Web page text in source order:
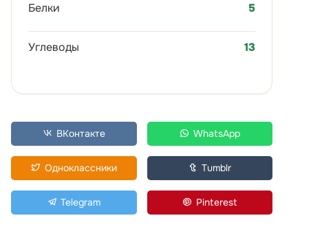
Белки 5
Углеводы 13
ВКонтакте WhatsApp
Одноклассники Tumblr
Telegram Pinterest